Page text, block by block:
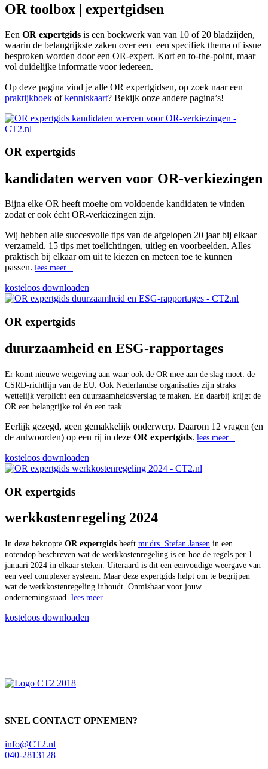
OR toolbox | expertgidsen
Een OR expertgids is een boekwerk van van 10 of 20 bladzijden,
waarin de belangrijkste zaken over een een specifiek thema of issue
besproken worden door een OR-expert. Kort en to-the-point, maar
vol duidelijke informatie voor iedereen.
Op deze pagina vind je alle OR expertgidsen, op zoek naar een
praktijkboek ofkenniskaart? Bekijk onze andere pagina’s!
OR expertgids
kandidaten werven voor OR-verkiezingen
Bijna elke OR heeft moeite om voldoende kandidaten te vinden
zodat er ook écht OR-verkiezingen zijn.
Wij hebben alle succesvolle tips van de afgelopen 20 jaar bij elkaar
verzameld. 15 tips met toelichtingen, uitleg en voorbeelden. Alles
praktisch bij elkaar om uit te kiezen en meteen toe te kunnen
passen. lees meer...
kosteloos downloaden
OR expertgids
duurzaamheid en ESG-rapportages
Er komt nieuwe wetgeving aan waar ook de OR mee aan de slag moet: de
CSRD-richtlijn van de EU. Ook Nederlandse organisaties zijn straks
wettelijk verplicht een duurzaamheidsverslag te maken. En daarbij krijgt de
OR een belangrijke rol én een taak.
Eerlijk gezegd, geen gemakkelijk onderwerp. Daarom 12 vragen (en
de antwoorden) op een rij in deze OR expertgids. lees meer...
kosteloos downloaden
OR expertgids
werkkostenregeling 2024
In deze beknopte OR expertgids heeft mr.drs. Stefan Jansen in een
notendop beschreven wat de werkkostenregeling is en hoe de regels per 1
januari 2024 in elkaar steken. Uiteraard is dit een eenvoudige weergave van
een veel complexer systeem. Maar deze expertgids helpt om te begrijpen
wat de werkkostenregeling inhoudt. Onmisbaar voor jouw
ondernemingsraad. lees meer...
kosteloos downloaden
SNEL CONTACT OPNEMEN?
info@CT2.nl
040-2813128